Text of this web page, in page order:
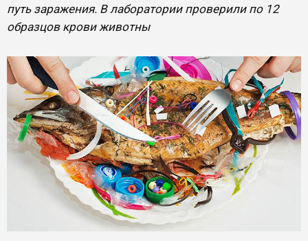
путь заражения. В лаборатории проверили по 12
образцов крови животны